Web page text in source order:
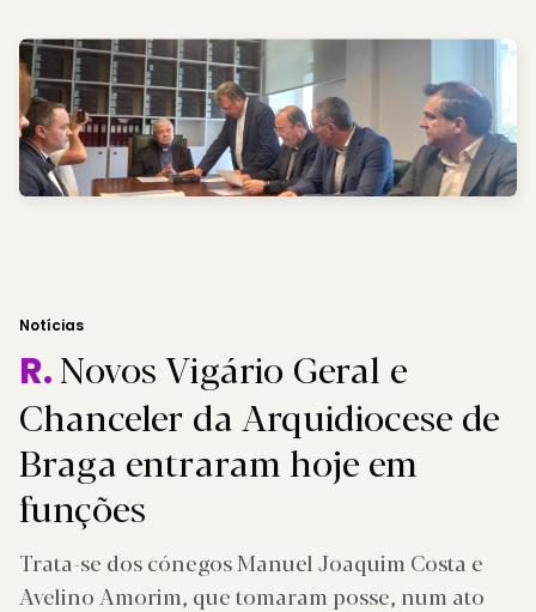
Notícias
R.Novos Vigário Geral e
Chanceler da Arquidiocese de
Braga entraram hoje em
funções
Trata-se dos cónegos Manuel Joaquim Costa e
Avelino Amorim, que tomaram posse, num ato